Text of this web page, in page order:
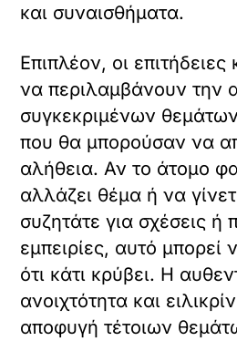
και συναισθήματα.
Επιπλέον, οι επιτήδειες
να περιλαμβάνουν την
συγκεκριμένων
που θα μπορούσαν να
αλήθεια. Αν το άτομο
αλλάζει θέμα ή να
συζητάτε για σχέσεις ή
εμπειρίες, αυτό μπορεί
ότι κάτι κρύβει. Η
ανοιχτότητα και
αποφυγή τέτοιων